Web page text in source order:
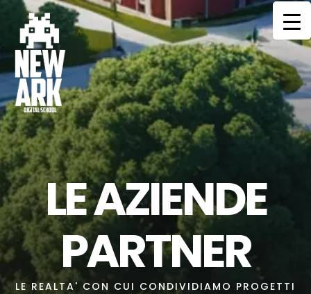
HOME
CORSI
MENTORS
COMMUNITY
SERVIZI
CONTATTILE AZIENDE
PARTNER
LE REALTA' CON CUI CONDIVIDIAMO PROGETTI